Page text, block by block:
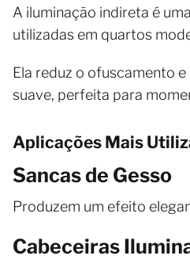
A iluminação indireta é
utilizadas em quartos
Ela reduz o ofuscamento
suave, perfeita para
Aplicações Mais
Sancas de Gesso
Produzem um efeito
Cabeceiras